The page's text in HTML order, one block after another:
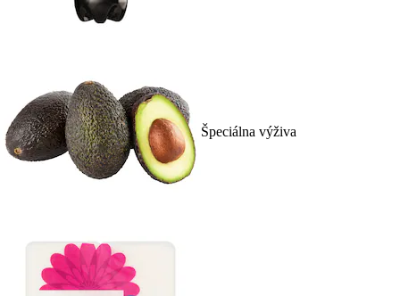
Špeciálna výživa